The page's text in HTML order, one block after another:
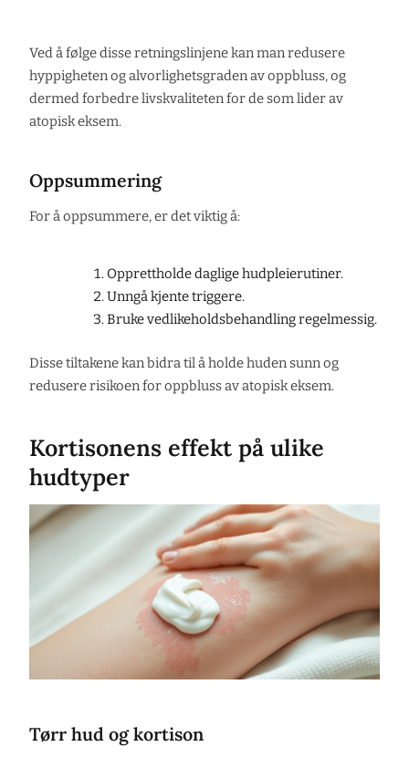
Ved å følge disse retningslinjene kan man redusere
hyppigheten og alvorlighetsgraden av oppbluss, og
dermed forbedre livskvaliteten for de som lider av
atopisk eksem.
Oppsummering
For å oppsummere, er det viktig å:
Opprettholde daglige hudpleierutiner.
Unngå kjente triggere.
Bruke vedlikeholdsbehandling regelmessig.
Disse tiltakene kan bidra til å holde huden sunn og
redusere risikoen for oppbluss av atopisk eksem.
Kortisonens effekt på ulike
hudtyper
Tørr hud og kortison